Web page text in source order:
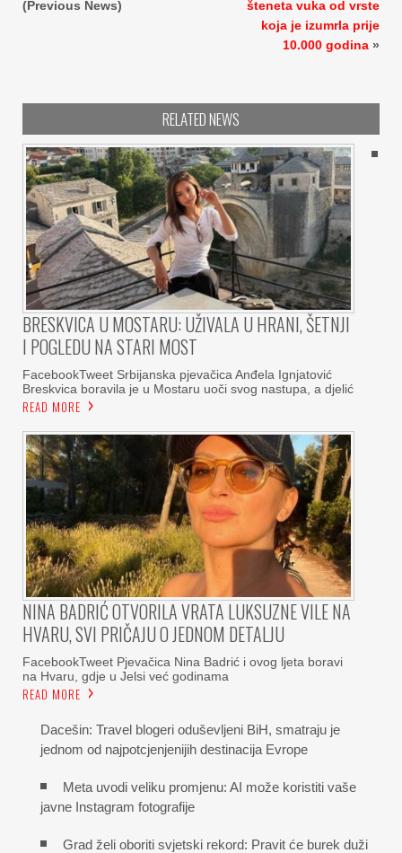
(Previous News)
šteneta vuka od vrste
koja je izumrla prije
10.000 godina »
RELATED NEWS
BRESKVICA U MOSTARU: UŽIVALA U HRANI, ŠETNJI
I POGLEDU NA STARI MOST
FacebookTweet Srbijanska pjevačica Anđela Ignjatović
Breskvica boravila je u Mostaru uoči svog nastupa, a djelić
READ MORE
NINA BADRIĆ OTVORILA VRATA LUKSUZNE VILE NA
HVARU, SVI PRIČAJU O JEDNOM DETALJU
FacebookTweet Pjevačica Nina Badrić i ovog ljeta boravi
na Hvaru, gdje u Jelsi već godinama
READ MORE
Dacešin: Travel blogeri oduševljeni BiH, smatraju je
jednom od najpotcjenjenijih destinacija Evrope
Meta uvodi veliku promjenu: AI može koristiti vaše
javne Instagram fotografije
Grad želi oboriti svjetski rekord: Pravit će burek duži